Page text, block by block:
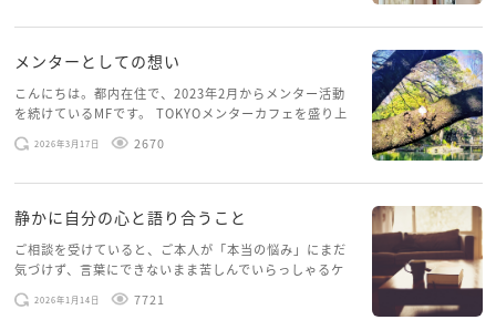
けでも嬉しいと思ってます。
machiさんやご主人のご親族はどうでしょうか。
私は１のご主人の激昂の方が心配です。
https://www.twp.metro.tokyo.lg.jp/
配偶者やパートナーから受けている様々な暴力に関す
る相談に対応しています。
恐怖を与えるのも暴力です。
メンターとしての想い
こんにちは。都内在住で、2023年2月からメンター活動
を続けているMFです。 TOKYOメンターカフェを盛り上
げたいという想いから、勇気を出して初めてブログを投
稿してみようと思います。少し自分のことを書いてみま
2026年3月17日 2670
静かに自分の心と語り合うこと
ご相談を受けていると、ご本人が「本当の悩み」にまだ
気づけず、言葉にできないまま苦しんでいらっしゃるケ
ースがありますお悩みというのは、心の深いところ（深
層心理）に触れることで、まったく違う角度から解決の
2026年1月14日 7721